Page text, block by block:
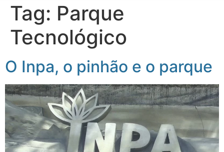
Tag: Parque
Tecnológico
O Inpa, o pinhão e o parque